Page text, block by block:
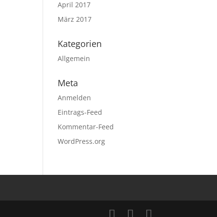
April 2017
März 2017
Kategorien
Allgemein
Meta
Anmelden
Eintrags-Feed
Kommentar-Feed
WordPress.org